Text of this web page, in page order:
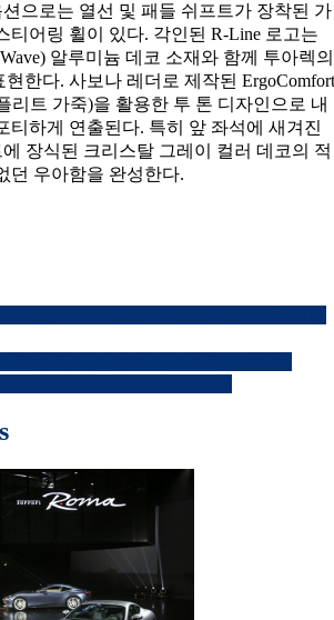
으로는 열선 및 패들 쉬프트가 장착된 가
티어링 휠이 있다. 각인된 R-Line 로고는
알루미늄 데코 소재와 함께 투아렉의
한다. 사보나 레더로 제작된 ErgoComfort
리트 가죽)을 활용한 투 톤 디자인으로 내
티하게 연출된다. 특히 앞 좌석에 새겨진
장식된 크리스탈 그레이 컬러 데코의 적
던 우아함을 완성한다.